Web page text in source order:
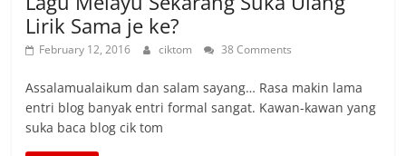
Lirik Sama je ke?
February 12, 2016 ciktom 38 Comments
Assalamualaikum dan salam sayang… Rasa makin lama
entri blog banyak entri formal sangat. Kawan-kawan yang
suka baca blog cik tom